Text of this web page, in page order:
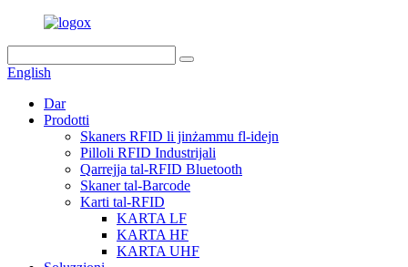
English
Dar
Prodotti
Skaners RFID li jinżammu fl-idejn
Pilloli RFID Industrijali
Qarrejja tal-RFID Bluetooth
Skaner tal-Barcode
Karti tal-RFID
KARTA LF
KARTA HF
KARTA UHF